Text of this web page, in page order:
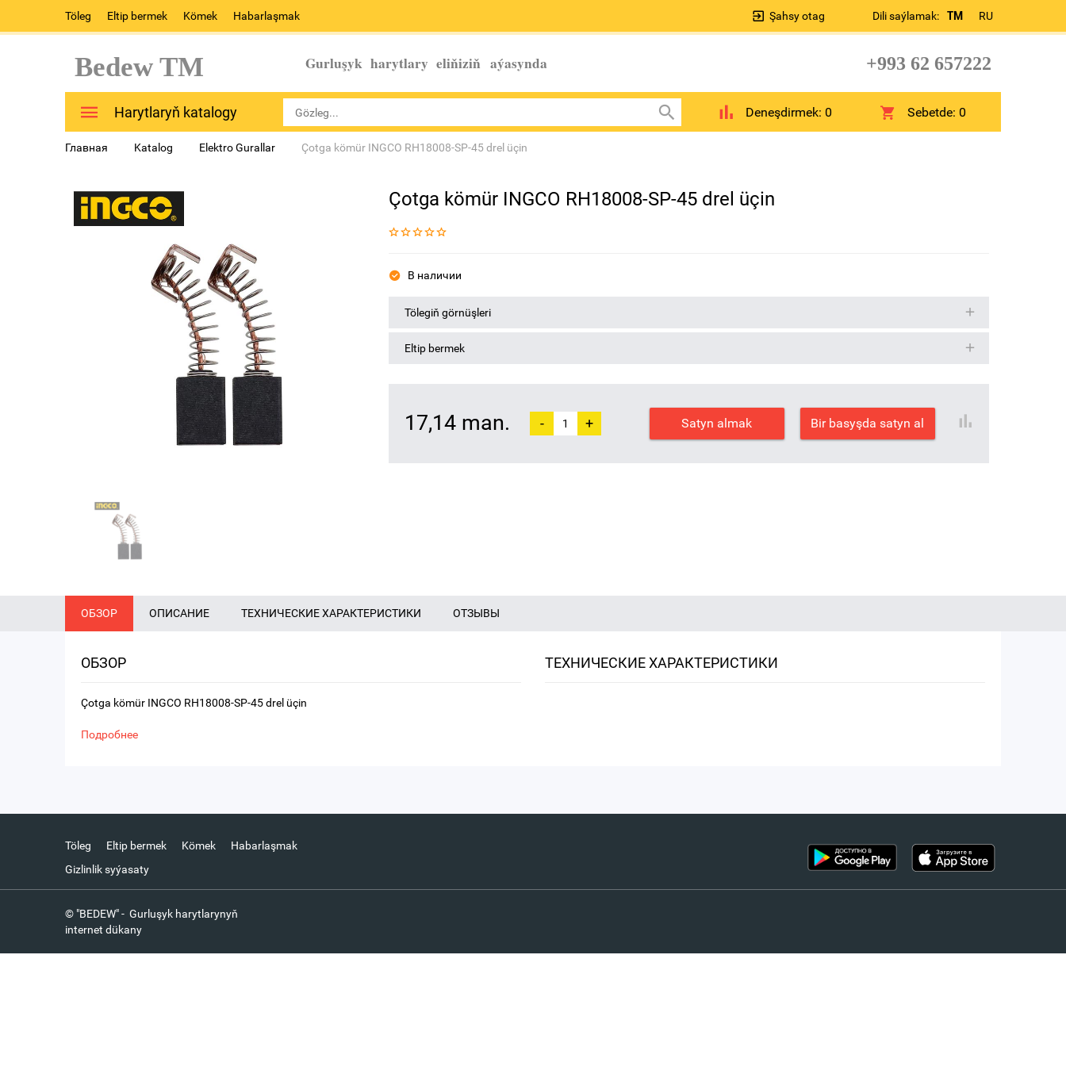
Töleg Eltip bermek Kömek Habarlaşmak Dili saýlamak: TM RU
Şahsy otag
Bedew TM Gurluşyk harytlary eliňiziň aýasynda +993 62 657222
Harytlaryň katalogy Deneşdirmek: 0 Sebetde:0
Главная Katalog Elektro Gurallar Çotga kömür INGCO RH18008-SP-45 drel üçin
Çotga kömür INGCO RH18008-SP-45 drel üçin
В наличии
Tölegiň görnüşleri
Eltip bermek
17,14 man. - + Satyn almak Bir basyşda satyn al
ОБЗОР ОПИСАНИЕ ТЕХНИЧЕСКИЕ ХАРАКТЕРИСТИКИ ОТЗЫВЫ
ОБЗОР
Çotga kömür INGCO RH18008-SP-45 drel üçin
Подробнее
ТЕХНИЧЕСКИЕ ХАРАКТЕРИСТИКИ
Töleg Eltip bermek Kömek
Habarlaşmak
Gizlinlik syýasaty
© "BEDEW" - Gurluşyk harytlarynyň
internet dükany